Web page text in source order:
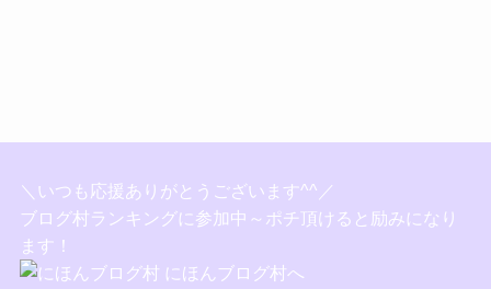
＼いつも応援ありがとうございます^^／
ブログ村ランキングに参加中～ポチ頂けると励みになり
ます！